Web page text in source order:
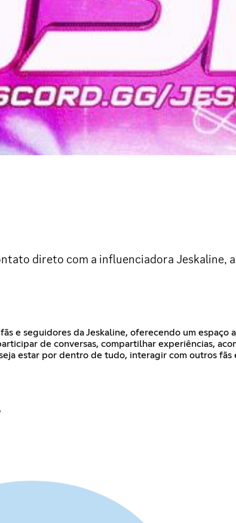
direto com a influenciadora Jeskaline,
e seguidores da Jeskaline, oferecendo um
de conversas, compartilhar experiências,
estar por dentro de tudo, interagir com outros